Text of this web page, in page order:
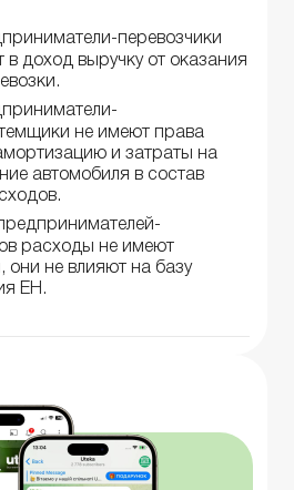
перевозчики
в доход выручку от оказания
не имеют права
и затраты на
автомобиля в состав
расходы не имеют
они не влияют на базу
ЕН.